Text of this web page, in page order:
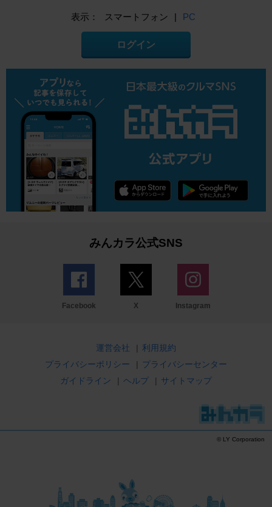
表示： スマートフォン | PC
ログイン
みんカラ公式SNS
Facebook X Instagram
運営会社 | 利用規約
プライバシーポリシー
| プライバシーセンター
ガイドライン
| ヘルプ | サイトマップ
© LY Corporation